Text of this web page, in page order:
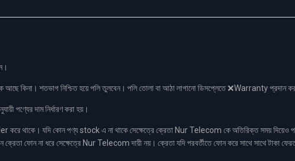
আছে কিনা। শতভাগ নিশ্চিত হয়ে পলি তুলবেন। পলি তোলা বা আঠা লাগানো ডিসপ্লেতে ❌Warranty প্রদান
পণ্যের দাম নির্ধারণ করা হয়।
থাকে। যদি কোন পণ্য stock এ না থাকে সেক্ষেত্রে ক্রেতা Nur Telecom কে অতিরিক্ত সময় দিয়েও
ক্রেতা ফোন না ধরে সেক্ষেত্রে Nur Telecom দায়ী নয়। ক্রেতা যদি পরবর্তীতে ফোন করে সাথে সাথে টাকা